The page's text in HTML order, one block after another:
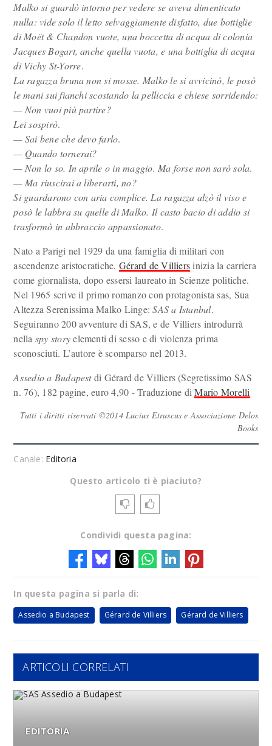
Malko si guardò intorno per vedere se aveva dimenticato
nulla: vide solo il letto selvaggiamente disfatto, due bottiglie
di Moët & Chandon vuote, una boccetta di acqua di colonia
Jacques Bogart, anche quella vuota, e una bottiglia di acqua
di Vichy St-Yorre.
La ragazza bruna non si mosse. Malko le si avvicinò, le posò
le mani sui fianchi scostando la pelliccia e chiese sorridendo:
— Non vuoi più partire?
Lei sospirò.
— Sai bene che devo farlo.
— Quando tornerai?
— Non lo so. In aprile o in maggio. Ma forse non sarò sola.
— Ma riuscirai a liberarti, no?
Si guardarono con aria complice. La ragazza alzò il viso e
posò le labbra su quelle di Malko. Il casto bacio di addio si
trasformò in abbraccio appassionato.
Nato a Parigi nel 1929 da una famiglia di militari con
ascendenze aristocratiche, Gérard de Villiersinizia la carriera
come giornalista, dopo essersi laureato in Scienze politiche.
Nel 1965 scrive il primo romanzo con protagonista sas, Sua
Altezza Serenissima Malko Linge:SAS a Istanbul.
Seguiranno 200 avventure di SAS, e de Villiers introdurrà
nella spy storyelementi di sesso e di violenza prima
sconosciuti. L’autore è scomparso nel 2013.
Assedio a Budapestdi Gérard de Villiers (Segretissimo SAS
n. 76), 182 pagine, euro 4,90 - Traduzione diMario Morelli
Tutti i diritti riservati ©2014 Lucius Etruscus e Associazione Delos
Books
Canale: Editoria
Questo articolo ti è piaciuto?
Condividi questa pagina:
In questa pagina si parla di:
Assedio a Budapest Gérard de Villiers Gérard de Villiers
ARTICOLI CORRELATI
EDITORIA